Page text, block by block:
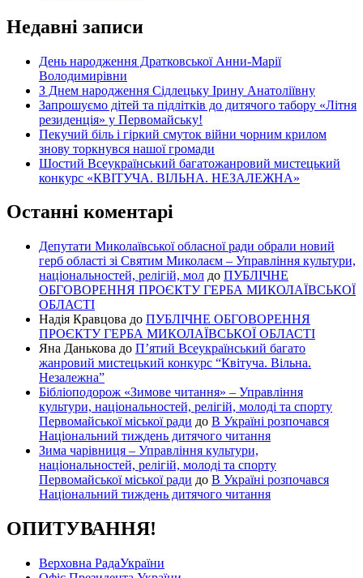
Недавні записи
День народження Дратковської Анни-Марії
Володимирівни
З Днем народження Сідлецьку Ірину Анатоліївну
Запрошуємо дітей та підлітків до дитячого табору «Літня
резиденція» у Первомайську!
Пекучий біль і гіркий смуток війни чорним крилом
знову торкнувся нашої громади
Шостий Всеукраїнський багатожанровий мистецький
конкурс «КВІТУЧА. ВІЛЬНА. НЕЗАЛЕЖНА»
Останні коментарі
Депутати Миколаївської обласної ради обрали новий
герб області зі Святим Миколаєм – Управління культури,
національностей, релігій, мол до ПУБЛІЧНЕ
ОБГОВОРЕННЯ ПРОЄКТУ ГЕРБА МИКОЛАЇВСЬКОЇ
ОБЛАСТІ
Надія Кравцова до ПУБЛІЧНЕ ОБГОВОРЕННЯ
ПРОЄКТУ ГЕРБА МИКОЛАЇВСЬКОЇ ОБЛАСТІ
Яна Данькова до П’ятий Всеукраїнський багато
жанровий мистецький конкурс “Квітуча. Вільна.
Незалежна”
Бібліоподорож «Зимове читання» – Управління
культури, національностей, релігій, молоді та спорту
Первомайської міської ради до В Україні розпочався
Національний тиждень дитячого читання
Зима чарівниця – Управління культури,
національностей, релігій, молоді та спорту
Первомайської міської ради до В Україні розпочався
Національний тиждень дитячого читання
ОПИТУВАННЯ!
Верховна РадаУкраїни